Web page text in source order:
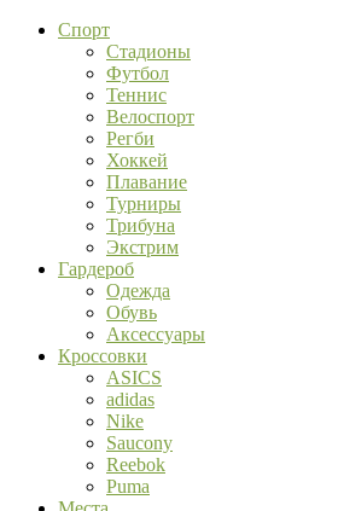
Спорт
Стадионы
Футбол
Теннис
Велоспорт
Регби
Хоккей
Плавание
Турниры
Трибуна
Экстрим
Гардероб
Одежда
Обувь
Аксессуары
Кроссовки
ASICS
adidas
Nike
Saucony
Reebok
Puma